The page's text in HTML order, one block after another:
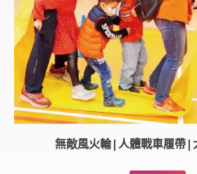
無敵風火輪|人體戰車履帶|